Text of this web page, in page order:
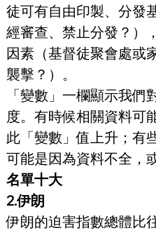
徒可有自由印製、分發
經審查、禁止分發？）
因素（基督徒聚會處或
襲擊？）。
「變數」一欄顯示我
度。有時候相關資料可
此「變數」值上升；有
可能是因為資料不全，
名單十大
2.伊朗
伊朗的迫害指數總體比